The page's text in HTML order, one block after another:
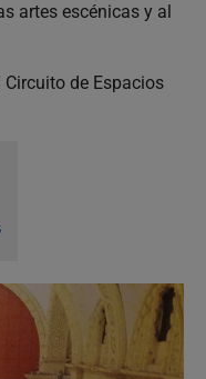
artes escénicas y al
de Espacios